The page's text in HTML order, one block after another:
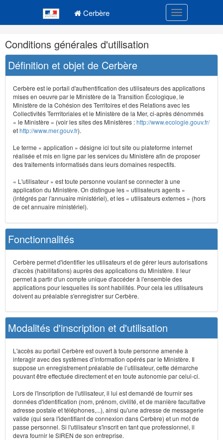
Cerbère Toggle
Navigation
et
outils
annexes
Conditions générales d'utilisation
Définition et objet de Cerbère
Cerbère est le portail d'authentification des utilisateurs des applications
mises en oeuvre par le Ministère de la Transition Écologique, le
Ministère de la Cohésion des Territoires et des Relations avec les
Collectivités Terrritoriales et le Ministère de la Mer, ci-après dénommés
« le Ministère » (voir les sites des Ministères :http://www.ecologie.gouv.fr/
ethttp://www.mer.gouv.fr).
Le terme « application » désigne ici tout site ou plateforme internet
réalisée et mis en ligne par les services du Ministère afin de proposer
des traitements informatisés dans leurs domaines respectifs.
« L'utilisateur » est toute personne voulant se connecter à une
application du Ministère. On distingue les « utilisateurs agents »
(intégrés par l'annuaire ministériel), et les « utilisateurs externes » (hors
de cet annuaire ministériel).
Fonctionnalités
Cerbère permet d'identifier les utilisateurs et de gérer leurs autorisations
d'accès (habilitations) auprès des applications du Ministère. Il leur
permet à partir d'un compte unique d'accéder à l'ensemble des
applications pour lesquelles ils sont habilités. Pour cela les utilisateurs
doivent au préalable s'enregistrer sur Cerbère.
Modalités d'inscription et d'utilisation
L'accès au portail Cerbère est ouvert à toute personne amenée à
interagir avec des systèmes d’information opérés par le Ministère. Il
suppose un enregistrement préalable de l’utilisateur, cette démarche
pouvant être effectuée directement et en toute autonomie par celui-ci.
Lors de l'inscription de l'utilisateur, il lui est demandé de fournir ses
données d'identification (nom, prénom, civilité, et de manière facultative
adresse postale et téléphones,...), ainsi qu'une adresse de messagerie
valide (qui sera l'identifiant de connexion dans Cerbère) et un mot de
passe personnel. Si l'utilisateur s'inscrit en tant que professionnel, il
devra fournir le SIREN de son entreprise.